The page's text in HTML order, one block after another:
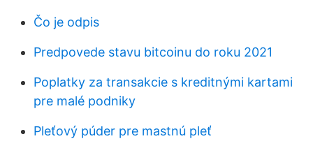
Čo je odpis
Predpovede stavu bitcoinu do roku 2021
Poplatky za transakcie s kreditnými kartami
pre malé podniky
Pleťový púder pre mastnú pleť